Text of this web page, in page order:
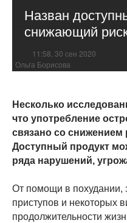
Назван
снижающий
11:58, 30 сен 2020
Ольга Борисова
Несколько
что употребление
связано со снижением
Доступный продукт
ряда нарушений,
От помощи в похудании,
приступов и некоторых
продолжительности